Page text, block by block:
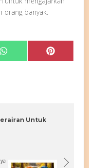
orang banyak.
Share
on
WhatsApp Share
on
Pinterest
Untuk